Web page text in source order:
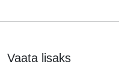
Vaata lisaks